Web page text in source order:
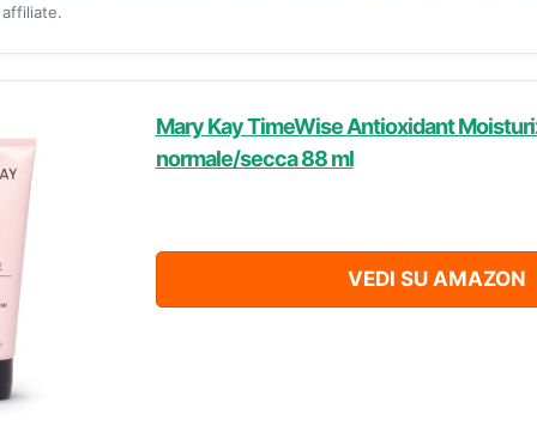
Mary Kay TimeWise Antioxidant
normale/secca 88 ml
VEDI SU AMAZON